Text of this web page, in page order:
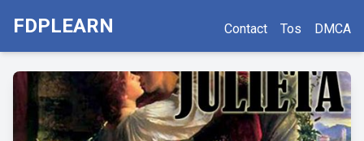
FDPLEARN Contact Tos DMCA